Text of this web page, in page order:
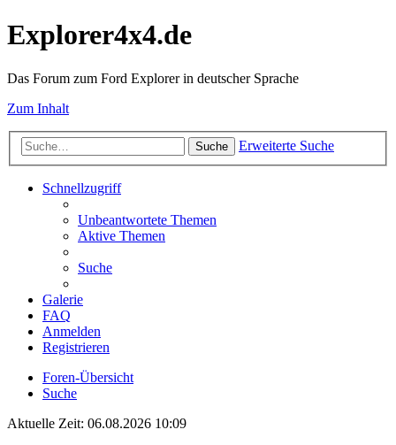
Explorer4x4.de
Das Forum zum Ford Explorer in deutscher Sprache
Zum Inhalt
Suche Erweiterte Suche
Schnellzugriff
Unbeantwortete Themen
Aktive Themen
Suche
Galerie
FAQ
Anmelden
Registrieren
Foren-Übersicht
Suche
Aktuelle Zeit: 06.08.2026 10:09